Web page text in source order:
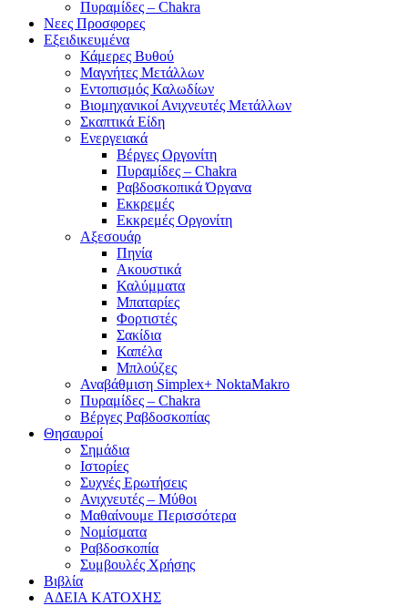
Πυραμίδες – Chakra
Νεες Προσφορες
Εξειδικευμένα
Κάμερες Βυθού
Μαγνήτες Μετάλλων
Εντοπισμός Καλωδίων
Βιομηχανικοί Ανιχνευτές Μετάλλων
Σκαπτικά Είδη
Ενεργειακά
Βέργες Οργονίτη
Πυραμίδες – Chakra
Ραβδοσκοπικά Όργανα
Εκκρεμές
Εκκρεμές Οργονίτη
Αξεσουάρ
Πηνία
Ακουστικά
Καλύμματα
Μπαταρίες
Φορτιστές
Σακίδια
Καπέλα
Μπλούζες
Αναβάθμιση Simplex+ NoktaMakro
Πυραμίδες – Chakra
Βέργες Ραβδοσκοπίας
Θησαυροί
Σημάδια
Ιστορίες
Συχνές Ερωτήσεις
Ανιχνευτές – Μύθοι
Μαθαίνουμε Περισσότερα
Νομίσματα
Ραβδοσκοπία
Συμβουλές Χρήσης
Βιβλία
ΑΔΕΙΑ ΚΑΤΟΧΗΣ